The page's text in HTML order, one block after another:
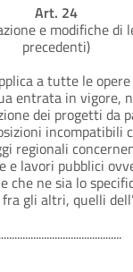
Art. 24
e modifiche di
precedenti)
a tutte le
entrata in vigore,
dei progetti da
incompatibili
regionali
e lavori pubblici
che ne sia lo
gli altri, quelli